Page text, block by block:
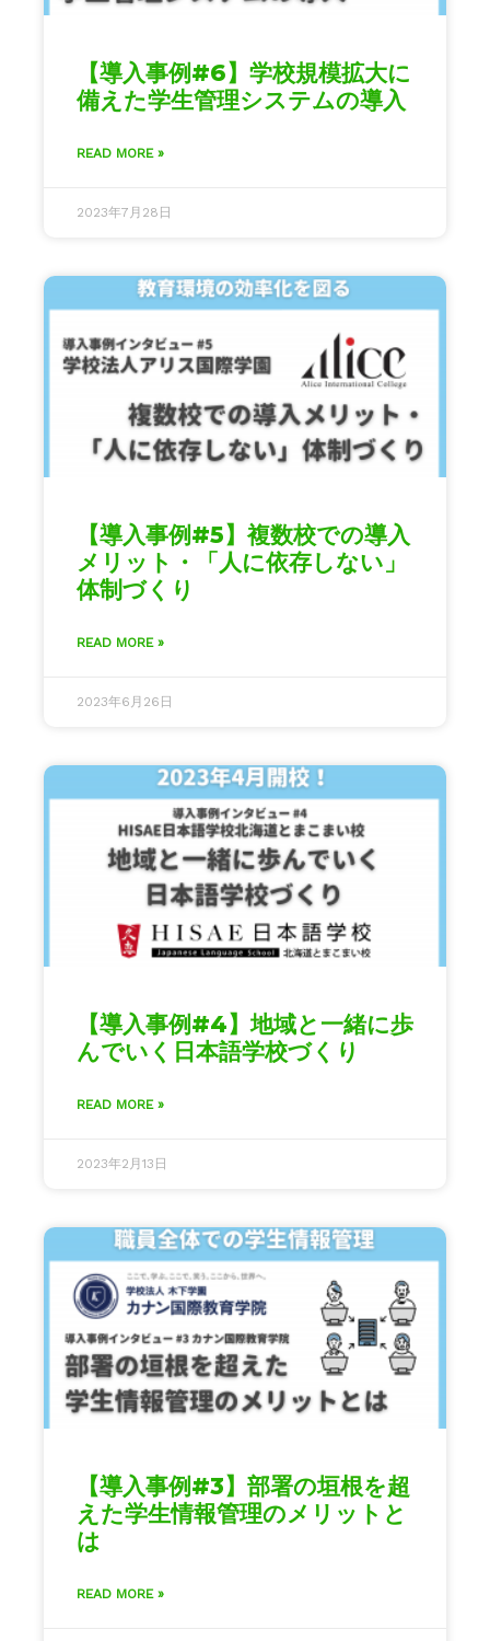
【導入事例#6】学校規模拡大に
備えた学生管理システムの導入
READ MORE »
2023年7月28日
【導入事例#5】複数校での導入
メリット・「人に依存しない」
体制づくり
READ MORE »
2023年6月26日
【導入事例#4】地域と一緒に歩
んでいく日本語学校づくり
READ MORE »
2023年2月13日
【導入事例#3】部署の垣根を超
えた学生情報管理のメリットと
は
READ MORE »